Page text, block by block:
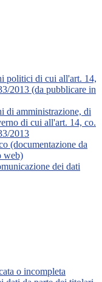
politici di cui all'art. 14,
2013 (da pubblicare in
di amministrazione, di
di cui all'art. 14, co.
2013
(documentazione da
web)
dei dati
o incompleta